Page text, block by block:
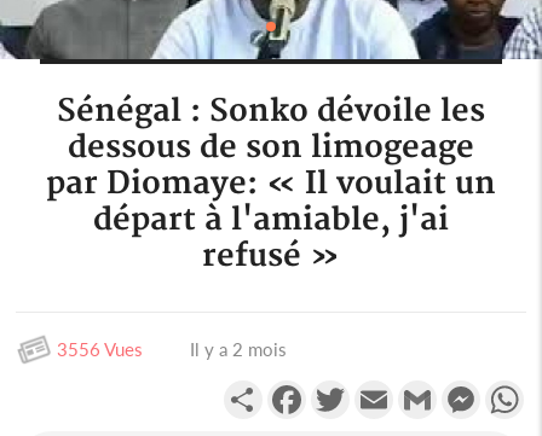
Sénégal : Sonko dévoile les
dessous de son limogeage
par Diomaye: « Il voulait un
départ à l'amiable, j'ai
refusé »
3556 Vues Il y a 2 mois
PartagerFacebookTwitterEmail Gmail